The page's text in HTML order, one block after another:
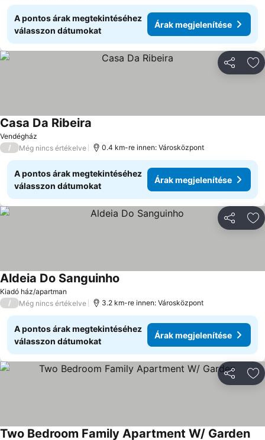
A pontos árak megtekintéséhez
válasszon dátumokat
Árak megjelenítése
Vendégház
Casa Da Ribeira
/ Még nincs értékelve 0.4 km-re innen: Városközpont
A pontos árak megtekintéséhez
válasszon dátumokat
Árak megjelenítése
Kiadó ház/apartman
Aldeia Do Sanguinho
/ Még nincs értékelve 3.2 km-re innen: Városközpont
A pontos árak megtekintéséhez
válasszon dátumokat
Árak megjelenítése
Two Bedroom Family Apartment W/ Garden